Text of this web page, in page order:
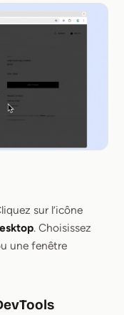
sur l’icône
. Choisissez
une fenêtre